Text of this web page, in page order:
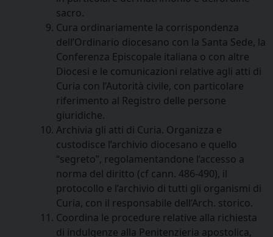
sacro.
Cura ordinariamente la corrispondenza
dell’Ordinario diocesano con la Santa Sede, la
Conferenza Episcopale italiana o con altre
Diocesi e le comunicazioni relative agli atti di
Curia con l’Autorità civile, con particolare
riferimento al Registro delle persone
giuridiche.
Archivia gli atti di Curia. Organizza e
custodisce l’archivio diocesano e quello
“segreto”, regolamentandone l’accesso a
norma del diritto (cf cann. 486-490), il
protocollo e l’archivio di tutti gli organismi di
Curia, con il responsabile dell’Arch. storico.
Coordina le procedure relative alla richiesta
di indulgenze alla Penitenzieria apostolica,